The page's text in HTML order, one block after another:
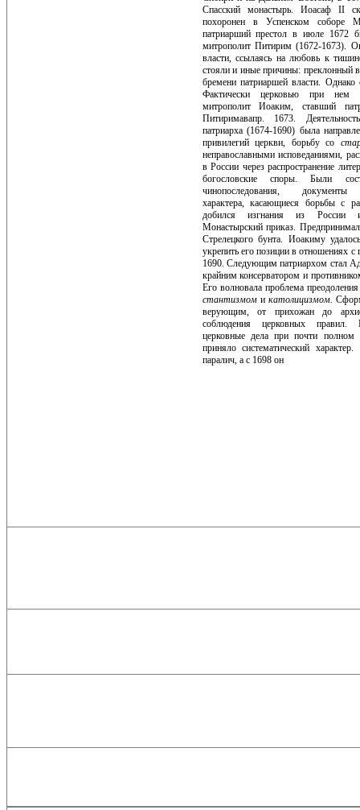
Спасский монастырь. Иоасаф II
похоронен в Успенском соборе
патриарший престол в июле 1672
митрополит Питирим (1672-1673).
власти, ссы­лаясь на любовь к
сто­яли и иные причины: преклонный
бремени патриаршей власти. Однако
Фактически церковью при нем
митрополит Иоаким, став­ший
Питиримавапр. 1673.
патриарха (1674-1690) была
приви­легий церкви, борьбу со
неправославными исповеданиями,
в России через распространение
богословские споры. Были
чинопоследования, доку­менты
характера, касающие­ся борьбы с
добился изгна­ния из России
Монастырский приказ.
Стре­лецкого бунта. Иоакиму
укрепить его позиции в отношениях с
1690. Следующим патриархом стал
крайним консерватором и
Его волно­вала проблема
стантизмом и католицизмом.
верующим, от прихожан до
соблюдения церковных правил.
церковные дела при почти полном
приняло систематический
паралич, а с 1698 он